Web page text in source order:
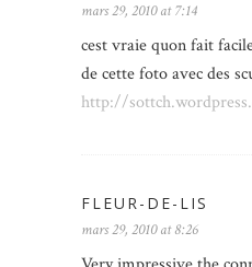
mars 29, 2010 at 7:14
cest vraie quon fait
de cette foto avec des
http://
FLEUR-DE-LIS
mars 29, 2010 at 8:26